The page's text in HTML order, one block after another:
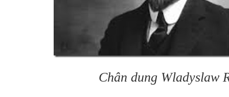
Chân dung Wladyslaw